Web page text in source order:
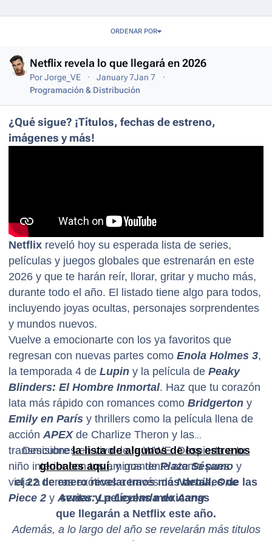
ORDENAR POR
Netflix revela lo que llegará en 2026
PorJorge_VE January 7Jan 7
Programación & Distribución
¿Qué sigue? ¡Títulos, fechas de estreno,
imágenes y más!
Netflix reveló hoy su esperada lista de series,
películas y juegos globales que estrenarán en este
2026 y que te harán reír, llorar, gritar y mucho más,
durante todo el año. El listado tiene algo para todos,
incluyendo joyas ocultas, personajes sorprendentes
y mundos nuevos.
Vuelve a emocionarte con los ya favoritos que
regresan con nuevas partes como Enola Holmes 3,
la temporada 4 de Lupin y la película de Peaky
Blinders: El Hombre Inmortal. Haz que tu corazón
lata más rápido con romances como Bridgerton y
Emily en París y thrillers como la película llena de
acción APEX de Charlize Theron y las
transmisiones en vivo de la WWE. Despierta a tu
niño interior con tus amigos dePlaza Sésamo y
viaja a tierras exóticas a través deNarnia,One
Piece 2 y Avatar: La Leyenda de Aang.
Descubrela lista de algunos de los estrenos
globales aquí, y mantente atento pues
el 22 de enero revelaremos más detalles de las
series y películas mexicanas
que llegarán a Netflix este año.
Además, a lo largo del año se revelarán más titulos